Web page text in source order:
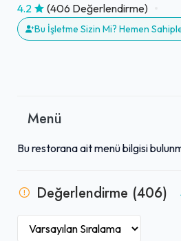
4.2 (406 Değerlendirme)
Bu İşletme Sizin Mi? Hemen
Menü
Bu restorana ait menü bilgisi
Değerlendirme (406)